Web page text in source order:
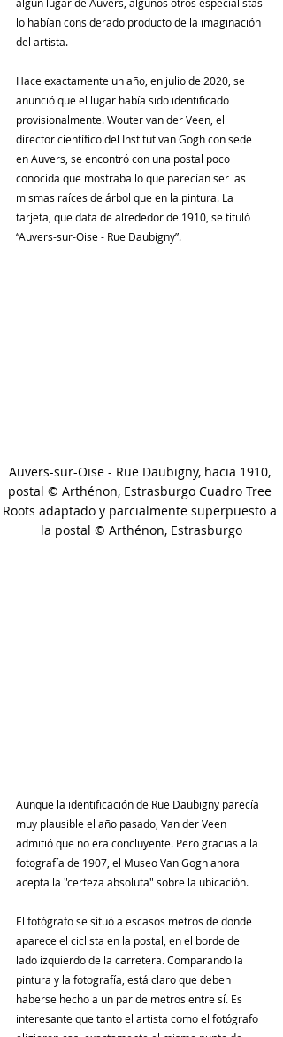
lo habían considerado producto de la imaginación
del artista.
Hace exactamente un año, en julio de 2020, se
anunció que el lugar había sido identificado
provisionalmente. Wouter van der Veen, el
director científico del Institut van Gogh con sede
en Auvers, se encontró con una postal poco
conocida que mostraba lo que parecían ser las
mismas raíces de árbol que en la pintura. La
tarjeta, que data de alrededor de 1910, se tituló
“Auvers-sur-Oise - Rue Daubigny”.
Auvers-sur-Oise - Rue Daubigny, hacia 1910,
postal © Arthénon, Estrasburgo Cuadro Tree
Roots adaptado y parcialmente superpuesto a
la postal © Arthénon, Estrasburgo
Aunque la identificación de Rue Daubigny parecía
muy plausible el año pasado, Van der Veen
admitió que no era concluyente. Pero gracias a la
fotografía de 1907, el Museo Van Gogh ahora
acepta la "certeza absoluta" sobre la ubicación.
El fotógrafo se situó a escasos metros de donde
aparece el ciclista en la postal, en el borde del
lado izquierdo de la carretera. Comparando la
pintura y la fotografía, está claro que deben
haberse hecho a un par de metros entre sí. Es
interesante que tanto el artista como el fotógrafo